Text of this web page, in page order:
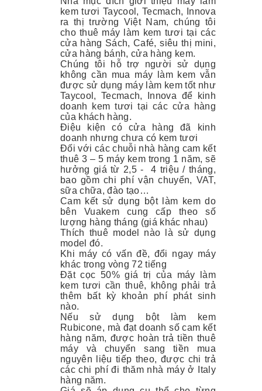
kem tươi Taycool, Tecmach, Innova
ra thị trường Việt Nam, chúng tôi
cho thuê máy làm kem tươi tại các
cửa hàng Sách, Café, siêu thị mini,
cửa hàng bánh, cửa hàng kem.
Chúng tôi hỗ trợ người sử dụng
không cần mua máy làm kem vẫn
được sử dụng máy làm kem tốt như
Taycool, Tecmach, Innova để kinh
doanh kem tươi tại các cửa hàng
của khách hàng.
Điệu kiện có cửa hàng đã kinh
doanh nhưng chưa có kem tươi
Đối với các chuỗi nhà hàng cam kết
thuê 3 – 5 máy kem trong 1 năm, sẽ
hưởng giá từ 2,5 - 4 triệu / tháng,
bao gồm chi phí vận chuyển, VAT,
sữa chữa, đào tạo…
Cam kết sử dụng bột làm kem do
bên Vuakem cung cấp theo số
lượng hàng tháng (giá khác nhau)
Thích thuê model nào là sử dụng
model đó.
Khi máy có vấn đề, đổi ngay máy
khác trong vòng 72 tiếng
Đặt cọc 50% giá trị của máy làm
kem tươi cần thuê, không phải trả
thêm bất kỳ khoản phí phát sinh
nào.
Nếu sử dụng bột làm kem
Rubicone, mà đạt doanh số cam kết
hàng năm, được hoàn trả tiền thuê
máy và chuyển sang tiền mua
nguyên liệu tiếp theo, được chi trả
các chi phí đi thăm nhà máy ở Italy
hàng năm.